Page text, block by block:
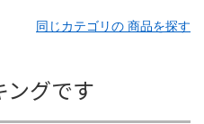
同じカテゴリの 商品を探す
ングです